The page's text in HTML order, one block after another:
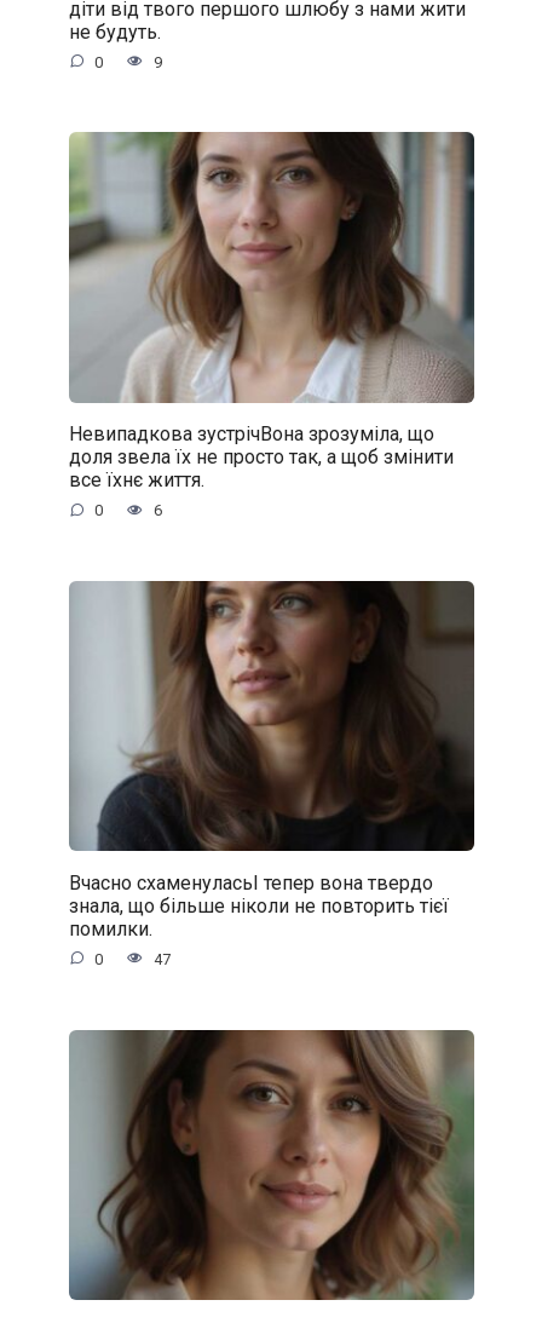
діти від твого першого шлюбу з нами жити
не будуть.
0 9
Невипадкова зустрічВона зрозуміла, що
доля звела їх не просто так, а щоб змінити
все їхнє життя.
0 6
Вчасно схаменуласьІ тепер вона твердо
знала, що більше ніколи не повторить тієї
помилки.
0 47